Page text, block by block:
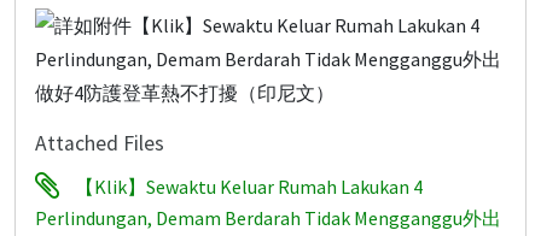
Attached Files
【Klik】Sewaktu Keluar Rumah Lakukan 4
Perlindungan, Demam Berdarah Tidak Mengganggu外出